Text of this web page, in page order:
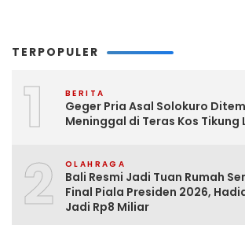
TERPOPULER
1 BERITA
Geger Pria Asal Solokuro
Meninggal di Teras Kos Tikung
2 OLAHRAGA
Bali Resmi Jadi Tuan Rumah
Final Piala Presiden 2026,
Jadi Rp8 Miliar